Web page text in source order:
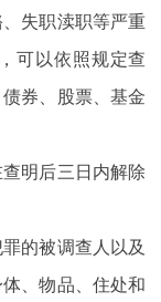
失职渎职等严重
可以依照规定查
券、股票、基金
明后三日内解除
的被调查人以及
、物品、住处和